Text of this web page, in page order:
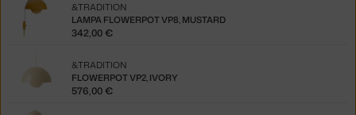
LAMPA FLOWERPOT VP8, MUSTARD
&TRADITION
342,00 €
FLOWERPOT VP2, IVORY
&TRADITION
576,00 €